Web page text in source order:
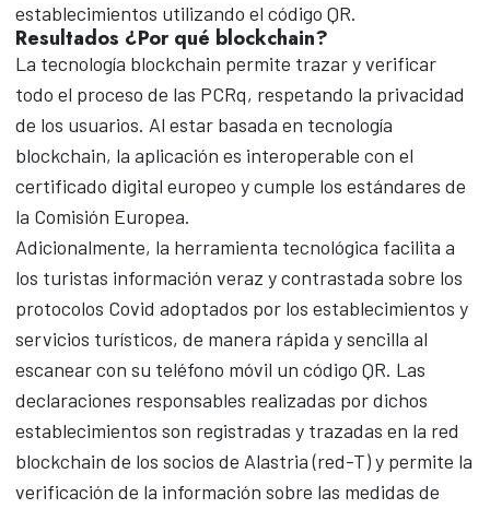
establecimientos utilizando el código QR.
Resultados ¿Por qué blockchain?
La tecnología blockchain permite trazar y verificar
todo el proceso de las PCRq, respetando la privacidad
de los usuarios. Al estar basada en tecnología
blockchain, la aplicación es interoperable con el
certificado digital europeo y cumple los estándares de
la Comisión Europea.
Adicionalmente, la herramienta tecnológica facilita a
los turistas información veraz y contrastada sobre los
protocolos Covid adoptados por los establecimientos y
servicios turísticos, de manera rápida y sencilla al
escanear con su teléfono móvil un código QR. Las
declaraciones responsables realizadas por dichos
establecimientos son registradas y trazadas en la red
blockchain de los socios de Alastria (red-T) y permite la
verificación de la información sobre las medidas de